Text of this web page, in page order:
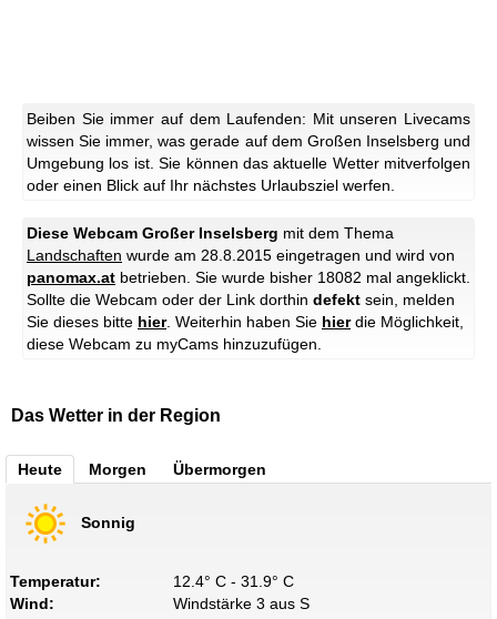
Beiben Sie immer auf dem Laufenden: Mit unseren Livecams
wissen Sie immer, was gerade auf dem Großen Inselsberg und
Umgebung los ist. Sie können das aktuelle Wetter mitverfolgen
oder einen Blick auf Ihr nächstes Urlaubsziel werfen.
Diese Webcam Großer Inselsberg mit dem Thema
Landschaften wurde am 28.8.2015 eingetragen und wird von
panomax.at betrieben. Sie wurde bisher 18082 mal angeklickt.
Sollte die Webcam oder der Link dorthin defekt sein, melden
Sie dieses bitte hier. Weiterhin haben Sie hierdie Möglichkeit,
diese Webcam zu myCams hinzuzufügen.
Das Wetter in der Region
Heute Morgen Übermorgen
Sonnig
Temperatur:
12.4° C - 31.9° C
Wind:
Windstärke 3 aus S